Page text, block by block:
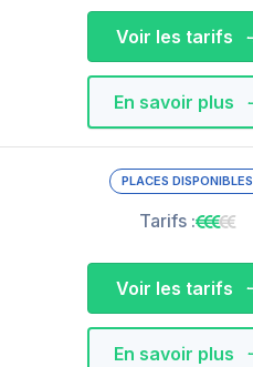
En savoir plus
Voir les tarifs
PLACES DISPONIBLES
Tarifs :
En savoir plus
Voir les tarifs